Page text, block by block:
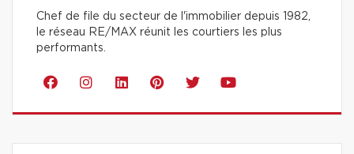
Chef de file du secteur de l'immobilier depuis 1982,
le réseau RE/MAX réunit les courtiers les plus
performants.